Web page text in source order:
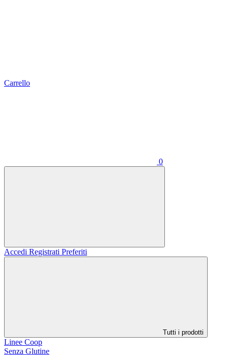
Carrello
0
Accedi Registrati Preferiti
Tutti i prodotti
Linee Coop
Senza Glutine